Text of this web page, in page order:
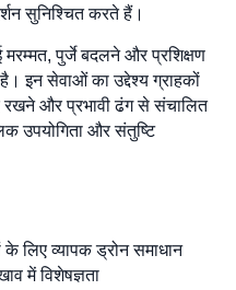
सुनिश्चित करते हैं।
मरम्मत, पुर्जे बदलने और प्रशिक्षण
इन सेवाओं का उद्देश्य ग्राहकों
और प्रभावी ढंग से संचालित
उपयोगिता और संतुष्टि
के लिए व्यापक ड्रोन समाधान
में विशेषज्ञता